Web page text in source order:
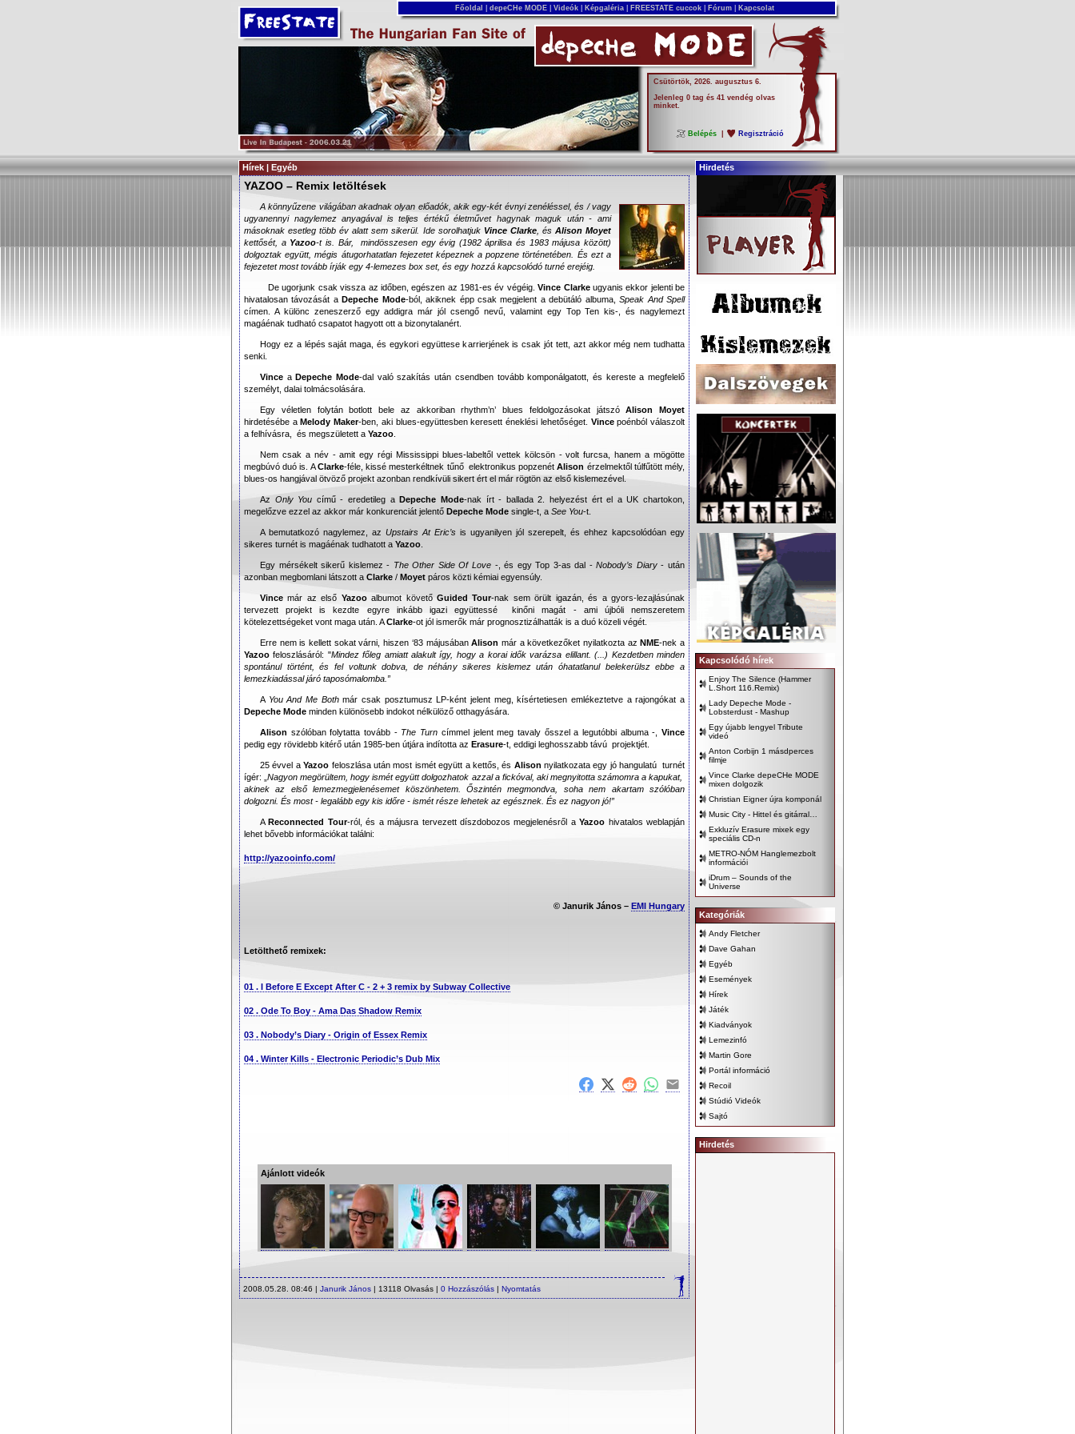
Főoldal depeCHe MODE Videók Képgaléria FREESTATE cuccok Fórum Kapcsolat
Csütörtök, 2026. augusztus 6.
Jelenleg 0 tag és 41 vendég olvas
minket.
Belépés Regisztráció
Hírek | Egyéb Hirdetés
YAZOO – Remix letöltések
A könnyűzene világában akadnak olyan előadók, akik egy-két évnyi zenéléssel, és / vagy
ugyanennyi nagylemez anyagával is teljes értékű életművet hagynak maguk után - ami
másoknak esetleg több év alatt sem sikerül. Ide sorolhatjuk Vince Clarke, és Alison Moyet
kettősét, a Yazoo-t is. Bár, mindösszesen egy évig (1982 áprilisa és 1983 májusa között)
dolgoztak együtt, mégis átugorhatatlan fejezetet képeznek a popzene történetében. És ezt a
fejezetet most tovább írják egy 4-lemezes box set, és egy hozzá kapcsolódó turné erejéig.
De ugorjunk csak vissza az időben, egészen az 1981-es év végéig.Vince Clarke ugyanis ekkor jelenti be
hivatalosan távozását aDepeche Mode-ból, akiknek épp csak megjelent a debütáló albuma,Speak And Spell
címen. A különc zeneszerző egy addigra már jól csengő nevű, valamint egy Top Ten kis-, és nagylemezt
magáénak tudható csapatot hagyott ott a bizonytalanért.
Hogy ez a lépés saját maga, és egykori együttese karrierjének is csak jót tett, azt akkor még nem tudhatta
senki.
Vince aDepeche Mode-dal való szakítás után csendben tovább komponálgatott, és kereste a megfelelő
személyt, dalai tolmácsolására.
Egy véletlen folytán botlott bele az akkoriban rhythm’n’ blues feldolgozásokat játszóAlison Moyet
hirdetésébe aMelody Maker-ben, aki blues-együttesben keresett éneklési lehetőséget. Vincepoénból válaszolt
a felhívásra, és megszületett a Yazoo
Nem csak a név - amit egy régi Mississippi blues-labeltől vettek kölcsön - volt furcsa, hanem a mögötte
megbúvó duó is. AClarke-féle, kissé mesterkéltnek tűnő elektronikus popzenétAlison érzelmektől túlfűtött mély,
blues-os hangjával ötvöző projekt azonban rendkívüli sikert ért el már rögtön az első kislemezével.
Az Only You című - eredetileg aDepeche Mode-nak írt - ballada 2. helyezést ért el a UK chartokon,
megelőzve ezzel az akkor már konkurenciát jelentő Depeche Mode single-t, a See You-t.
A bemutatkozó nagylemez, az Upstairs At Eric’s is ugyanilyen jól szerepelt, és ehhez kapcsolódóan egy
sikeres turnét is magáénak tudhatott a Yazoo
Egy mérsékelt sikerű kislemez - The Other Side Of Love-, és egy Top 3-as dal -Nobody’s Diary- után
azonban megbomlani látszott a Clarke / Moyet páros közti kémiai egyensúly.
Vincemár az első Yazooalbumot követőGuided Tour-nak sem örült igazán, és a gyors-lezajlásúnak
tervezett projekt is kezdte egyre inkább igazi együttessé kinőni magát - ami újbóli nemszeretem
kötelezettségeket vont maga után. AClarke-ot jól ismerők már prognosztizálhatták is a duó közeli végét.
Erre nem is kellett sokat várni, hiszen ‘83 májusábanAlison már a következőket nyilatkozta azNME-nek a
Yazoo feloszlásáról: "Mindez főleg amiatt alakult így, hogy a korai idők varázsa elillant. (...) Kezdetben minden
spontánul történt, és fel voltunk dobva, de néhány sikeres kislemez után óhatatlanul belekerülsz ebbe a
lemezkiadással járó taposómalomba.”
A You And Me Bothmár csak posztumusz LP-ként jelent meg, kísértetiesen emlékeztetve a rajongókat a
Depeche Mode minden különösebb indokot nélkülöző otthagyására.
Alison szólóban folytatta tovább - The Turn címmel jelent meg tavaly ősszel a legutóbbi albuma -, Vince
pedig egy rövidebb kitérő után 1985-ben útjára indította az Erasure-t, eddigi leghosszabb távú projektjét.
25 évvel aYazoo feloszlása után most ismét együtt a kettős, és Alison nyilatkozata egy jó hangulatú turnét
ígér: „Nagyon megörültem, hogy ismét együtt dolgozhatok azzal a fickóval, aki megnyitotta számomra a kapukat,
akinek az első lemezmegjelenésemet köszönhetem. Őszintén megmondva, soha nem akartam szólóban
dolgozni. És most - legalább egy kis időre - ismét része lehetek az egésznek. És ez nagyon jó!”
AReconnected Tour-ról, és a májusra tervezett díszdobozos megjelenésről aYazoo hivatalos weblapján
lehet bővebb információkat találni:
http://yazooinfo.com/
© Janurik János – EMI Hungary
Letölthető remixek:
01 . I Before E Except After C - 2 + 3 remix by Subway Collective
02 . Ode To Boy - Ama Das Shadow Remix
03 . Nobody’s Diary - Origin of Essex Remix
04 . Winter Kills - Electronic Periodic’s Dub Mix
Ajánlott videók
2008.05.28. 08:46 | Janurik János | 13118 Olvasás | 0 Hozzászólás | Nyomtatás
Kapcsolódó hírek
Enjoy The Silence (Hammer
L.Short 116.Remix)
Lady Depeche Mode -
Lobsterdust - Mashup
Egy újabb lengyel Tribute
videó
Anton Corbijn 1 másdperces
filmje
Vince Clarke depeCHe MODE
mixen dolgozik
Christian Eigner újra komponál
Music City - Hittel és gitárral…
Exkluzív Erasure mixek egy
speciális CD-n
METRO-NÓM Hanglemezbolt
információi
iDrum – Sounds of the
Universe
Kategóriák
Andy Fletcher
Dave Gahan
Egyéb
Események
Hírek
Játék
Kiadványok
Lemezinfó
Martin Gore
Portál információ
Recoil
Stúdió Videók
Sajtó
Hirdetés